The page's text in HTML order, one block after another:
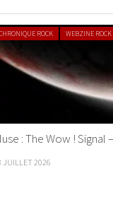
ROCK WEBZINE ROCK
: The Wow ! Signal
JUILLET 2026